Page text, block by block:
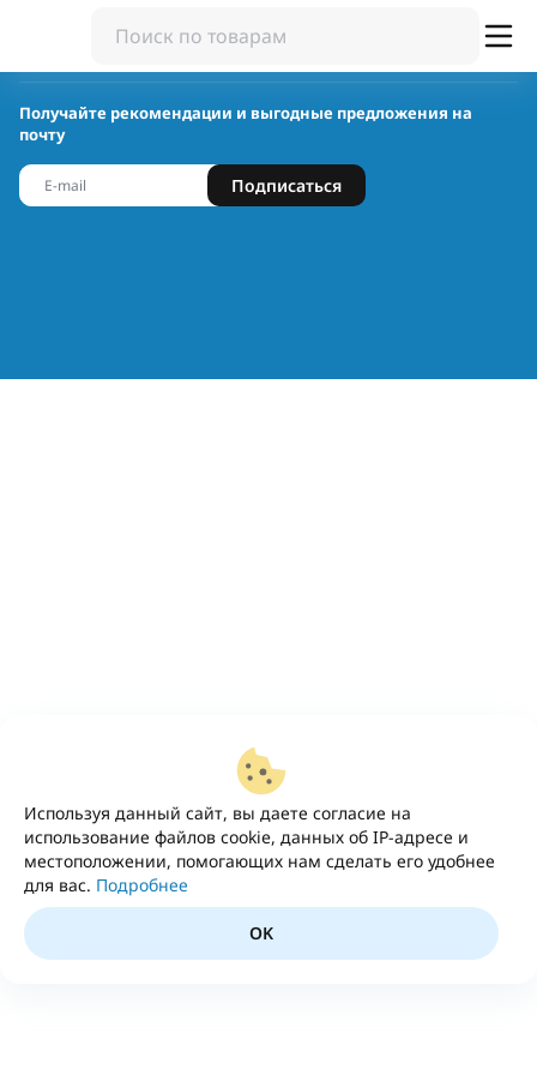
Используя данный сайт, вы даете согласие на
использование файлов cookie, данных об IP-адресе и
местоположении, помогающих нам сделать его удобнее
для вас. Подробнее
OK
Получайте рекомендации и выгодные предложения на
почту
Подписаться